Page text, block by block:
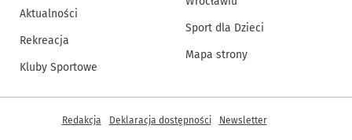
Aktualności
Rekreacja
Kluby Sportowe
Sport dla Dzieci
Mapa strony
Inne informacje
Redakcja Deklaracja dostępności Newsletter